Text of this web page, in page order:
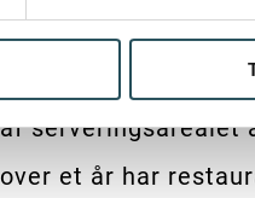
et år har